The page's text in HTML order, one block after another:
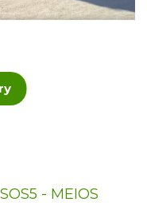
- MEIOS